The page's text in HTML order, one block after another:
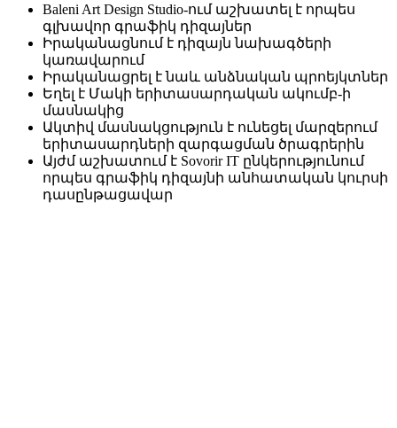
Baleni Art Design Studio-ում աշխատել է որպես
գլխավոր գրաֆիկ դիզայներ
Իրականացնում է դիզայն նախագծերի
կառավարում
Իրականացրել է նաև անձնական պրոեյկտներ
Եղել է Մակի երիտասարդական ակումբ-ի
մասնակից
Ակտիվ մասնակցություն է ունեցել մարզերում
երիտասարդների զարգացման ծրագրերին
Այժմ աշխատում է Sovorir IT ընկերությունում
որպես գրաֆիկ դիզայնի անհատական կուրսի
դասընթացավար